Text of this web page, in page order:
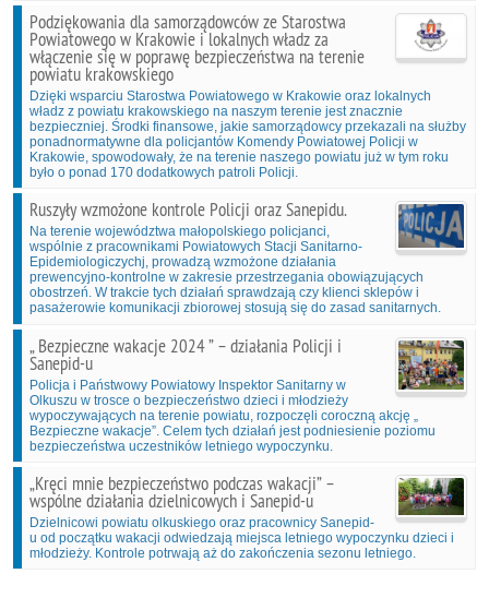
Podziękowania dla samorządowców ze Starostwa
Powiatowego w Krakowie i lokalnych władz za
włączenie się w poprawę bezpieczeństwa na terenie
powiatu krakowskiego
Dzięki wsparciu Starostwa Powiatowego w Krakowie oraz lokalnych
władz z powiatu krakowskiego na naszym terenie jest znacznie
bezpieczniej. Środki finansowe, jakie samorządowcy przekazali na służby
ponadnormatywne dla policjantów Komendy Powiatowej Policji w
Krakowie, spowodowały, że na terenie naszego powiatu już w tym roku
było o ponad 170 dodatkowych patroli Policji.
Ruszyły wzmożone kontrole Policji oraz Sanepidu.
Na terenie województwa małopolskiego policjanci,
wspólnie z pracownikami Powiatowych Stacji Sanitarno-
Epidemiologiczychj, prowadzą wzmożone działania
prewencyjno-kontrolne w zakresie przestrzegania obowiązujących
obostrzeń. W trakcie tych działań sprawdzają czy klienci sklepów i
pasażerowie komunikacji zbiorowej stosują się do zasad sanitarnych.
„ Bezpieczne wakacje 2024 ” – działania Policji i
Sanepid-u
Policja i Państwowy Powiatowy Inspektor Sanitarny w
Olkuszu w trosce o bezpieczeństwo dzieci i młodzieży
wypoczywających na terenie powiatu, rozpoczęli coroczną akcję „
Bezpieczne wakacje”. Celem tych działań jest podniesienie poziomu
bezpieczeństwa uczestników letniego wypoczynku.
„Kręci mnie bezpieczeństwo podczas wakacji” –
wspólne działania dzielnicowych i Sanepid-u
Dzielnicowi powiatu olkuskiego oraz pracownicy Sanepid-
u od początku wakacji odwiedzają miejsca letniego wypoczynku dzieci i
młodzieży. Kontrole potrwają aż do zakończenia sezonu letniego.